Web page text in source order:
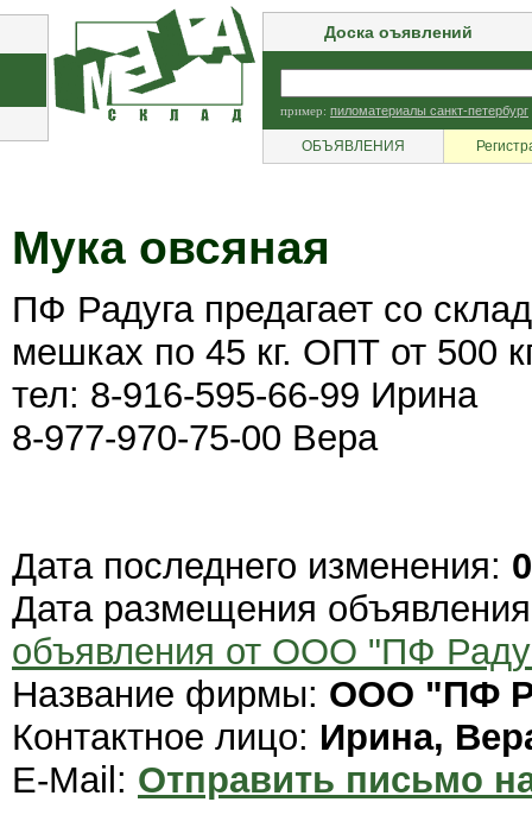
Доска оъявлений
пример: пиломатериалы санкт-петербург
ОБЪЯВЛЕНИЯ
Мука овсяная
ПФ Радуга предагает со
мешках по 45 кг. ОПТ от 500
тел: 8-916-595-66-99 Ирина
8-977-970-75-00 Вера
Дата последнего изменения:
Дата размещения
объявления от ООО "ПФ
Название фирмы: ООО "ПФ
Контактное лицо: Ирина,
E-Mail: Отправить письмо